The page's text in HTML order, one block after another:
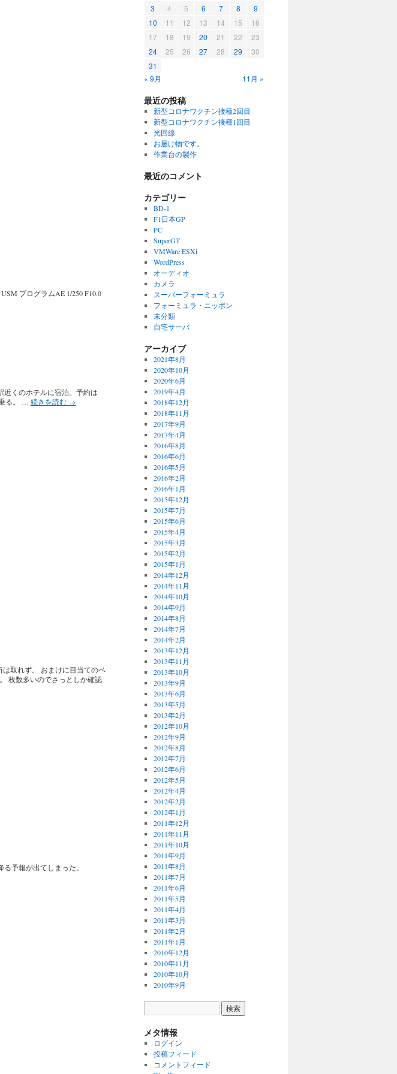
プログラムAE 1/250 F10.0
近くのホテルに宿泊。予約は
る。 … 続きを読む →
取れず。 おまけに目当てのベ
枚数多いのでさっとしか確認
予報が出てしまった。
3 4 5 6 7 8
9
10
11 12 13 14 15
16
17
18 19 20 21 22
23
24
25 26 27 28 29
30
31
« 9月
11月 »
最近の投稿
新型コロナワクチン接種2回目
新型コロナワクチン接種1回目
光回線
お届け物です。
作業台の製作
最近のコメント
カテゴリー
BD-1
F1日本GP
PC
SuperGT
VMWare ESXi
WordPress
オーディオ
カメラ
スーパーフォーミュラ
フォーミュラ・ニッポン
未分類
自宅サーバ
アーカイブ
2021年8月
2020年10月
2020年6月
2019年4月
2018年12月
2018年11月
2017年9月
2017年4月
2016年8月
2016年6月
2016年5月
2016年2月
2016年1月
2015年12月
2015年7月
2015年6月
2015年4月
2015年3月
2015年2月
2015年1月
2014年12月
2014年11月
2014年10月
2014年9月
2014年8月
2014年7月
2014年2月
2013年12月
2013年11月
2013年10月
2013年9月
2013年6月
2013年5月
2013年2月
2012年10月
2012年9月
2012年8月
2012年7月
2012年6月
2012年5月
2012年4月
2012年2月
2012年1月
2011年12月
2011年11月
2011年10月
2011年9月
2011年8月
2011年7月
2011年6月
2011年5月
2011年4月
2011年3月
2011年2月
2011年1月
2010年12月
2010年11月
2010年10月
2010年9月
メタ情報
ログイン
投稿フィード
コメントフィード